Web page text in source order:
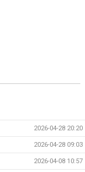
2026-04-28 20:20
2026-04-28 09:03
2026-04-08 10:57